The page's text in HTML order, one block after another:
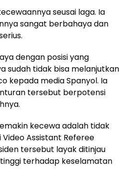
seusai laga. Ia
sangat berbahaya dan
dengan posisi yang
sudah tidak bisa melanjutkan
kepada media Spanyol. Ia
tersebut berpotensi
kecewa adalah tidak
Assistant Referee
tersebut layak ditinjau
terhadap keselamatan